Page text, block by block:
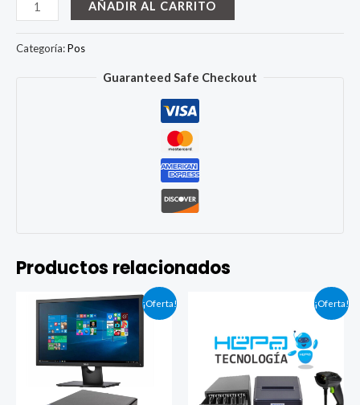
IMPRESORA
POS
80MM
AÑADIR AL CARRITO
Categoría:Pos
Guaranteed Safe Checkout
Productos relacionados
¡Oferta! ¡Oferta!